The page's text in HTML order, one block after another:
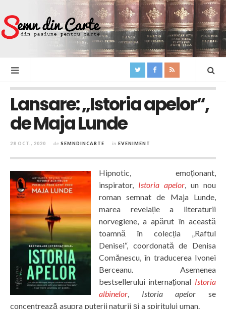
Lansare: „Istoria apelor“,
de Maja Lunde
28 OCT., 2020 de SEMNDINCARTE în EVENIMENT
Hipnotic, emoționant,
inspirator, Istoria apelor, un nou
roman semnat de Maja Lunde,
marea revelație a literaturii
norvegiene, a apărut în această
toamnă în colecția „Raftul
Denisei“, coordonată de Denisa
Comănescu, în traducerea Ivonei
Berceanu. Asemenea
bestsellerului internațional Istoria
albinelor, Istoria apelor se
concentrează asupra puterii naturii și a spiritului uman.